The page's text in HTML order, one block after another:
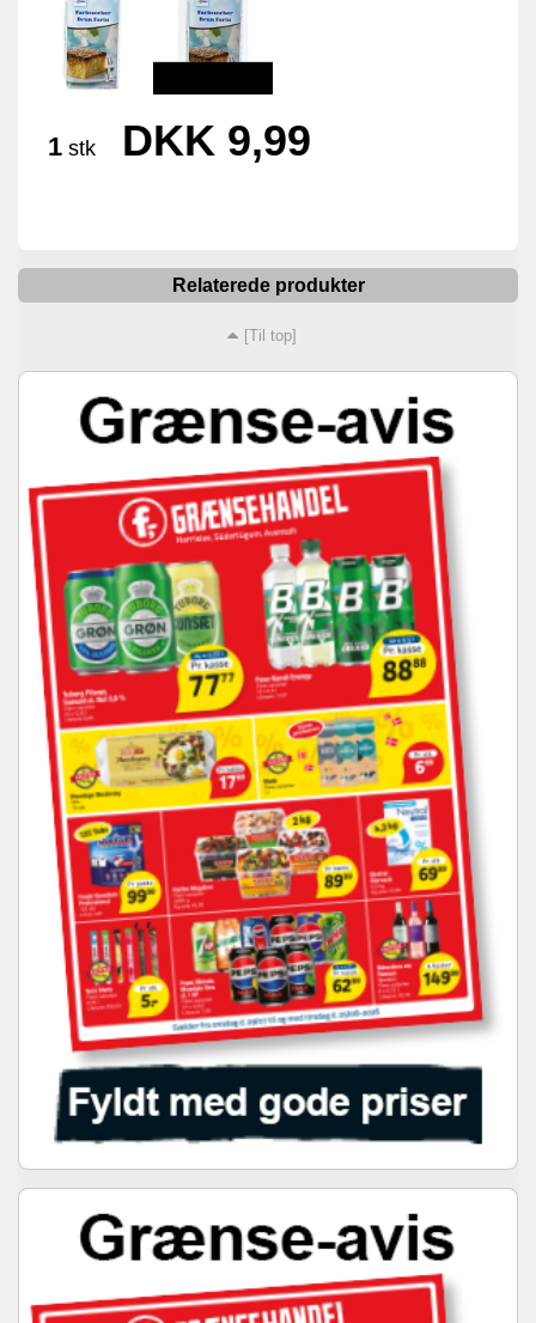
1 stk DKK 9,99
Relaterede produkter
[Til top]